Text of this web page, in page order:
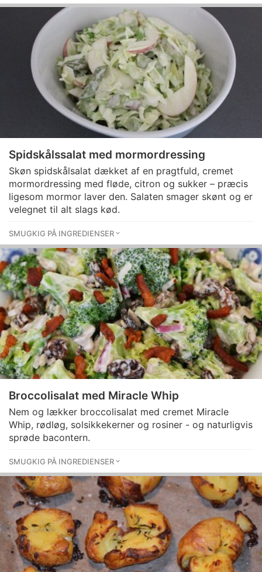
Spidskålssalat med mormordressing
Skøn spidskålsalat dækket af en pragtfuld, cremet
mormordressing med fløde, citron og sukker – præcis
ligesom mormor laver den. Salaten smager skønt og er
velegnet til alt slags kød.
SMUGKIG PÅ INGREDIENSER
Broccolisalat med Miracle Whip
Nem og lækker broccolisalat med cremet Miracle
Whip, rødløg, solsikkekerner og rosiner - og naturligvis
sprøde bacontern.
SMUGKIG PÅ INGREDIENSER